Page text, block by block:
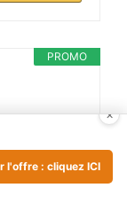
PROMO
×
l'offre : cliquez ICI